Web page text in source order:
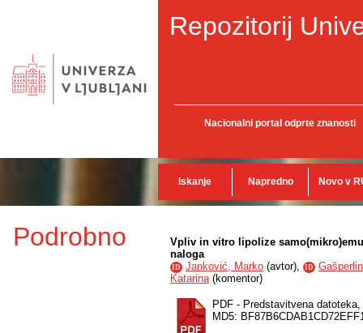
Repozitorij
Nacionalni portal odprte znanosti
Iskanje Napredno Novo v
Podrobno
Vpliv in vitro lipolize
naloga
ID Janković, Marko (avtor), ID
Katarina(komentor)
PDF - Predstavitvena datoteka,
MD5: